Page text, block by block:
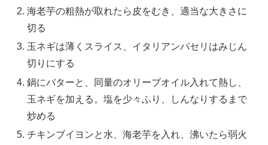
海老芋の粗熱が取れたら皮をむき、適当な大きさに
切る
玉ネギは薄くスライス、イタリアンパセリはみじん
切りにする
鍋にバターと、同量のオリーブオイル入れて熱し、
玉ネギを加える。塩を少々ふり、しんなりするまで
炒める
チキンブイヨンと水、海老芋を入れ、沸いたら弱火